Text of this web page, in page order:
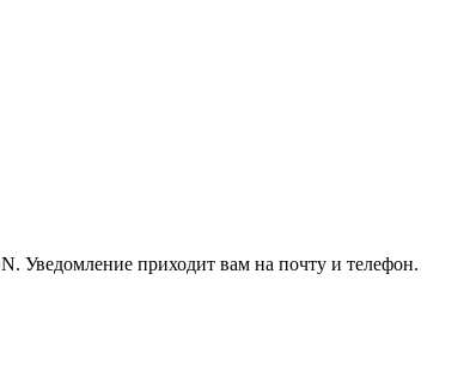
Уведомление приходит вам на почту и телефон.